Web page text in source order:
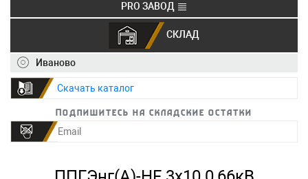
info@ivkz.ru
PRO ЗАВОД
СКЛАД
Иваново
Скачать каталог
Подпишитесь на складские остатки